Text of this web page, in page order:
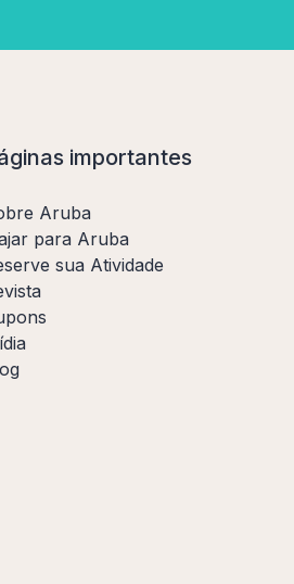
importantes
Aruba
para Aruba
sua Atividade